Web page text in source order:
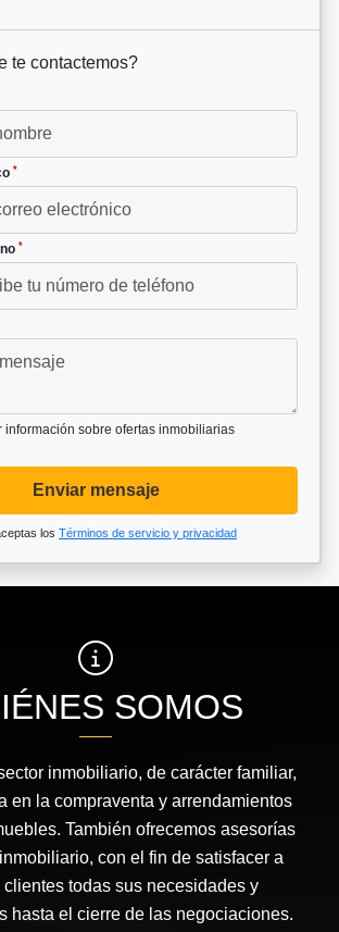
te contactemos?
*
*
información sobre ofertas inmobiliarias
Enviar mensaje
los Términos de servicio y privacidad
SOMOS
inmobiliario, de carácter familiar,
en la compraventa y arrendamientos
También ofrecemos asesorías
con el fin de satisfacer a
clientes todas sus necesidades y
hasta el cierre de las negociaciones.